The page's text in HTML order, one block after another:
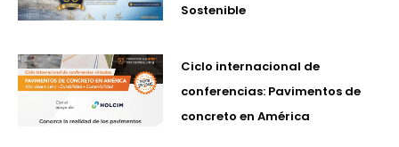
Sostenible
Ciclo internacional de
conferencias: Pavimentos de
concreto en América